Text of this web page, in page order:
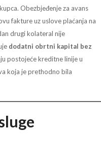
Obezbjeđenje za avans
fakture uz uslove plaćanja na
drugi kolateral nije
dodatni obrtni kapital bez
postojeće kreditne linije u
koja je prethodno bila